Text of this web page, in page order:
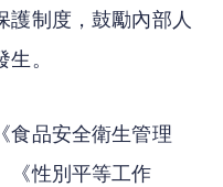
護制度，鼓勵內部人
。
食品安全衛生管理
《性別平等工作